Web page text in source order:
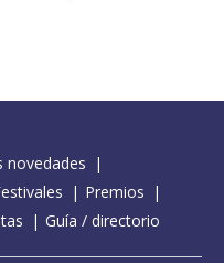
novedades
Premios
Guía / directorio